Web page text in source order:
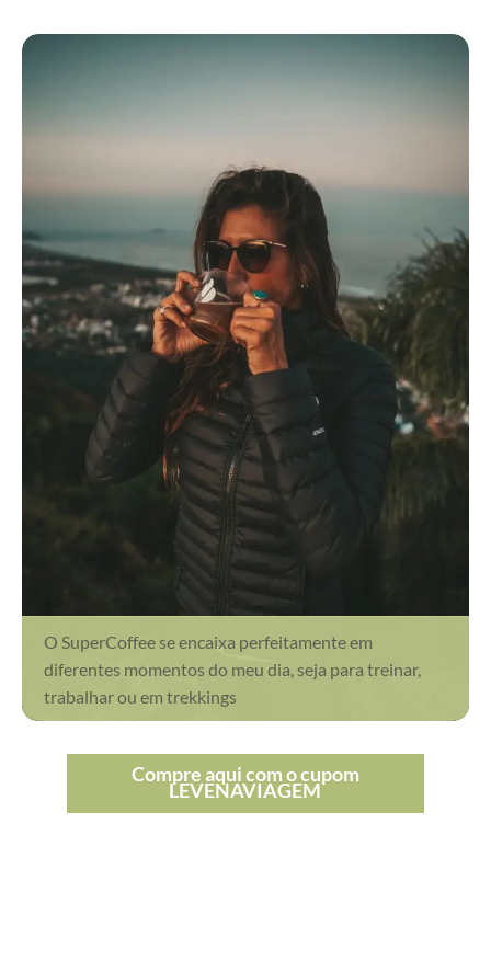
O SuperCoffee se encaixa perfeitamente em
diferentes momentos do meu dia, seja para treinar,
trabalhar ou em trekkings
Compre aqui com o cupom
LEVENAVIAGEM